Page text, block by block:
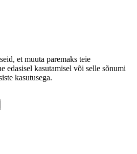
et muuta paremaks teie
edasisel kasutamisel või selle sõnumi
kasutusega.